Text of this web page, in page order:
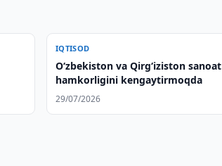
IQTISOD
Oʻzbekiston va Qirgʻiziston sanoat
hamkorligini kengaytirmoqda
29/07/2026